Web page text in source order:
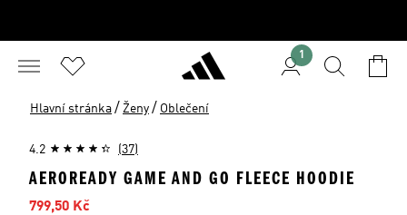
1
Hlavní stránka / Ženy / Oblečení
4.2 (37)
AEROREADY GAME AND GO FLEECE HOODIE
Zlevněná cena
799,50 Kč